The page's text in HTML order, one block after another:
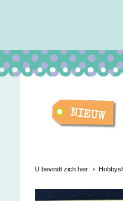
U bevindt zich hier: